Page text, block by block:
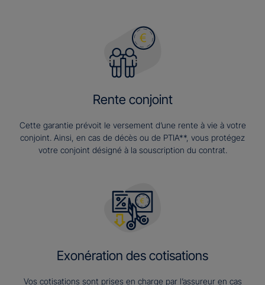
Rente conjoint
Cette garantie prévoit le versement d’une rente à vie à votre
conjoint. Ainsi, en cas de décès ou de PTIA**, vous protégez
votre conjoint désigné à la souscription du contrat.
Exonération des cotisations
Vos cotisations sont prises en charge par l’assureur en cas